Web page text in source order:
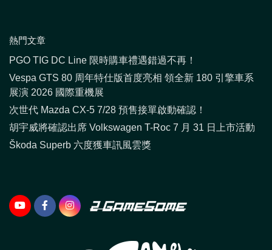
熱門文章
PGO TIG DC Line 限時購車禮遇錯過不再！
Vespa GTS 80 周年特仕版首度亮相 領全新 180 引擎車系
展演 2026 國際重機展
次世代 Mazda CX-5 7/28 預售接單啟動確認！
胡宇威將確認出席 Volkswagen T-Roc 7 月 31 日上市活動
Škoda Superb 六度獲車訊風雲獎